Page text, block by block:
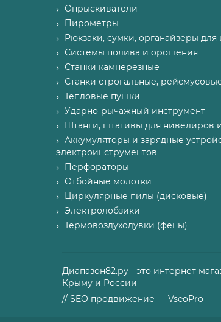
Опрыскиватели
Пирометры
Рюкзаки, сумки, органайзеры для
Системы полива и орошения
Станки камнерезные
Станки строгальные,
Тепловые пушки
Ударно-рычажный инструмент
Штанги, штативы для нивелиров
Аккумуляторы и зарядные
электроинструментов
Перфораторы
Отбойные молотки
Циркулярные пилы (дисковые)
Электролобзики
Термовоздуходувки (фены)
Диапазон82.ру - это интернет
Крыму и России
// SEO продвижение — VseoPro